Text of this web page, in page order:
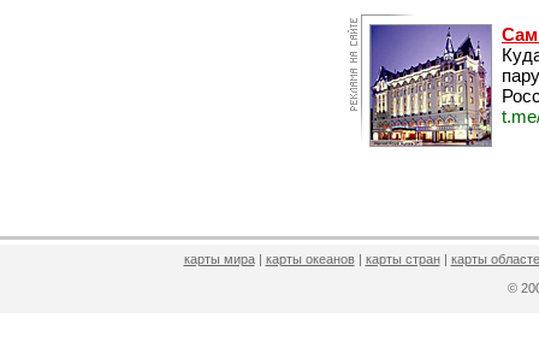
карты мира| карты океанов| карты стран| карты
©